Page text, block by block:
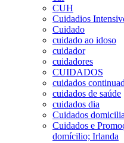
CUH
Cuidadios
Cuidado
cuidado ao idoso
cuidador
cuidadores
CUIDADOS
cuidados
cuidados de saúde
cuidados dia
Cuidados
Cuidados e
domícilio; Irlanda